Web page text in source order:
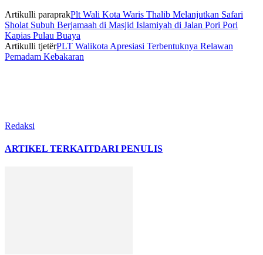
Artikulli paraprakPlt Wali Kota Waris Thalib Melanjutkan Safari
Sholat Subuh Berjamaah di Masjid Islamiyah di Jalan Pori Pori
Kapias Pulau Buaya
Artikulli tjetërPLT Walikota Apresiasi Terbentuknya Relawan
Pemadam Kebakaran
Redaksi
ARTIKEL TERKAITDARI PENULIS